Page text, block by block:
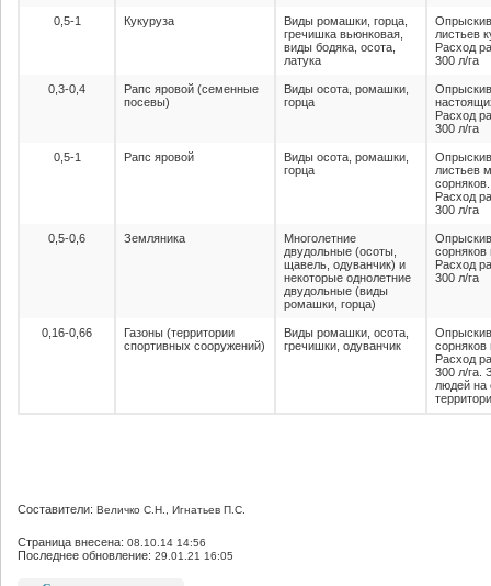
0,5-1 Кукуруза
Виды ромашки, горца,
гречишка вьюнковая,
виды бодяка, осота,
латука
листьев
Расход
300 л/га
0,3-0,4
Рапс яровой (семенные
посевы)
Виды осота, ромашки,
горца
Расход
300 л/га
0,5-1 Рапс яровой
Виды осота, ромашки,
горца
листьев
сорняков.
Расход
300 л/га
0,5-0,6 Земляника
Многолетние
двудольные (осоты,
щавель, одуванчик) и
некоторые однолетние
двудольные (виды
ромашки, горца)
сорняков
Расход
300 л/га
0,16-0,66
Газоны (территории
спортивных сооружений)
Виды ромашки, осота,
гречишки, одуванчик
сорняков
Расход
300 л/га.
людей на
Составители: Величко С.Н., Игнатьев П.С.
Страница внесена: 08.10.14 14:56
Последнее обновление: 29.01.21 16:05